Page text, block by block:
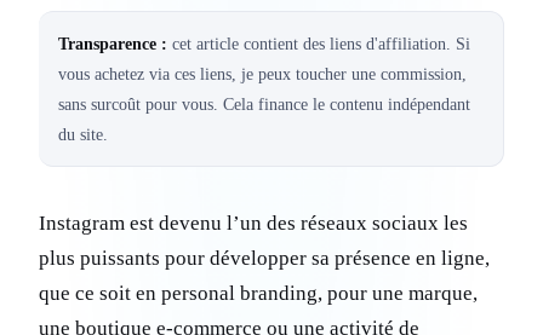
Transparence : cet article contient des liens d'affiliation. Si
vous achetez via ces liens, je peux toucher une commission,
sans surcoût pour vous. Cela finance le contenu indépendant
du site.
Instagram est devenu l’un des réseaux sociaux les
plus puissants pour développer sa présence en ligne,
que ce soit en personal branding, pour une marque,
une boutique e-commerce ou une activité de